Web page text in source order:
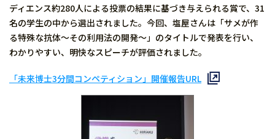
ディエンス約280人による投票の結果に基づき与えられる賞で、31
名の学生の中から選出されました。今回、塩屋さんは「サメが作
る特殊な抗体〜その利用法の開発〜」のタイトルで発表を行い、
わかりやすい、明快なスピーチが評価されました。
「未来博士3分間コンペティション」開催報告URL